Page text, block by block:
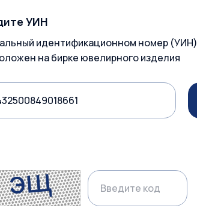
УИН
идентификационном номер (УИН)
на бирке ювелирного изделия